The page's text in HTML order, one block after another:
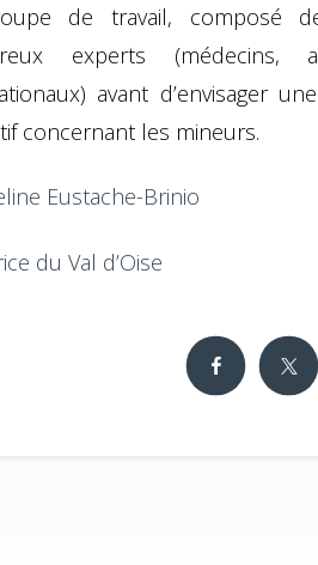
de travail, composé
experts (médecins,
avant d’envisager
concernant les mineurs.
Eustache-Brinio
du Val d’Oise